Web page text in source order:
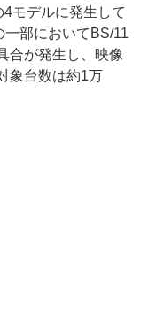
モデルに発生して
部においてBS/11
合が発生し、映像
象台数は約1万